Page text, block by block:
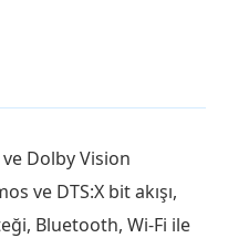
ve Dolby Vision
ve DTS:X bit akışı,
Bluetooth, Wi-Fi ile